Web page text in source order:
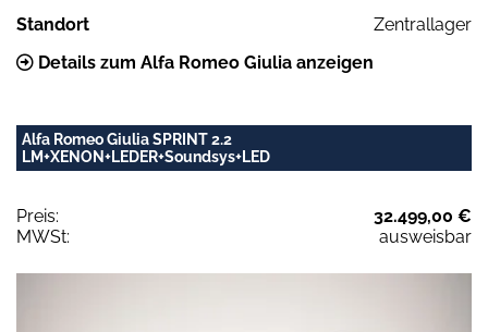
Standort
Zentrallager
Details zum Alfa Romeo Giulia anzeigen
Alfa Romeo Giulia SPRINT 2.2
LM+XENON+LEDER+Soundsys+LED
Preis:
32.499,00 €
MWSt:
ausweisbar